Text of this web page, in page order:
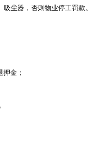
尘器，否则物业停工罚款。
金；